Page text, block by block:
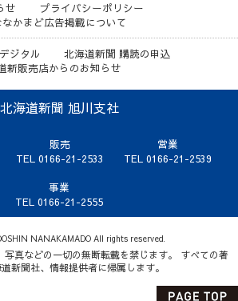
せ
プライバシーポリシー
なかまど広告掲載について
ジタル
北海道新聞 購読の申込
新販売店からのお知らせ
北海道新聞 旭川支社
販売
TEL 0166-21-2533
営業
TEL 0166-21-2539
事業
TEL 0166-21-2555
NANAKAMADO All rights reserved.
写真などの一切の無断転載を禁じます。 すべての著
新聞社、情報提供者に帰属します。